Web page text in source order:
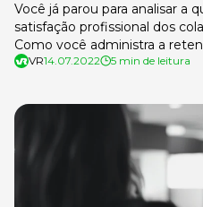
Você já parou para analisar a
satisfação profissional dos
Como você administra a
engajados e satisfeitos, é
responsáveis por manter o
VR14.07.2022 5 min de leitura